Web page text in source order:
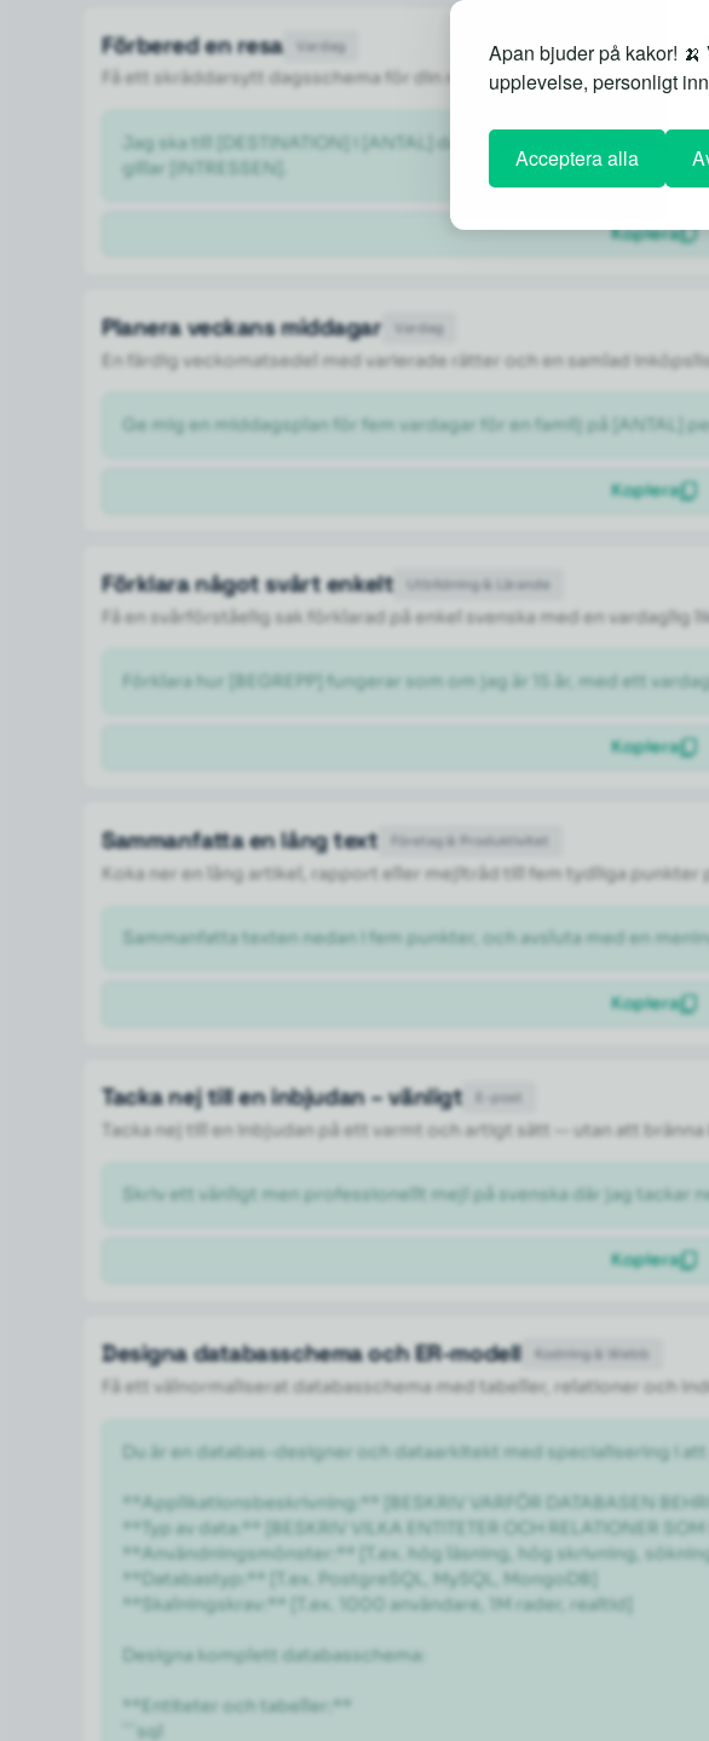
Apan bjuder på kakor!
upplevelse, personligt
Acceptera alla
Vardag
Förbered en resa
Få ett skräddarsytt dagsschema för din resa med både kända
Jag ska till [DESTINATION] i [ANTAL] dagar i [MÅNAD]. Föreslå
gillar [INTRESSEN].
Kopiera
Vardag
Planera veckans middagar
En färdig veckomatsedel med varierade rätter och en samlad
Ge mig en middagsplan för fem vardagar för en familj på [ANTAL]
Kopiera
Utbildning & Lärande
Förklara något svårt enkelt
Få en svårförståelig sak förklarad på enkel svenska med en vardaglig
Förklara hur [BEGREPP] fungerar som om jag är 15 år, med ett
Kopiera
Företag & Produktivitet
Sammanfatta en lång text
Koka ner en lång artikel, rapport eller mejltråd till fem tydliga punkter
Sammanfatta texten nedan i fem punkter, och avsluta med en
Kopiera
E-post
Tacka nej till en inbjudan – vänligt
Tacka nej till en inbjudan på ett varmt och artigt sätt — utan att bränna
Skriv ett vänligt men professionellt mejl på svenska där jag tackar
Kopiera
Kodning & Webb
Designa databasschema och ER-modell
Få ett välnormaliserat databasschema med tabeller, relationer och
Du är en databas-designer och dataarkitekt med specialisering i
**Applikationsbeskrivning:** [BESKRIV VARFÖR DATABASEN
**Typ av data:** [BESKRIV VILKA ENTITETER OCH RELATIONER SOM
**Användningsmönster:** [T.ex. hög läsning, hög skrivning,
**Databastyp:** [T.ex. PostgreSQL, MySQL, MongoDB]
**Skalningskrav:** [T.ex. 1000 användare, 1M rader, realtid]
Designa komplett databasschema:
**Entiteter och tabeller:**
```sql